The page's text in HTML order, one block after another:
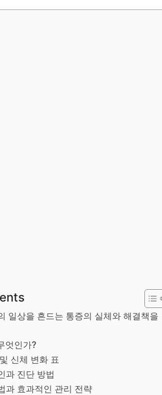
일상을 흔드는 통증의 실체와 해결책을
엇인가?
신체 변화 표
과 진단 방법
과 효과적인 관리 전략